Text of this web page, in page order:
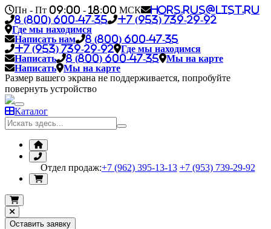
Пн - Пт 09:00 - 18:00 МСК
hors.rus@list.ru
8 (800) 600-47-35
+7 (953) 739-29-92
Где мы находимся
Написать нам
8 (800) 600-47-35
+7 (953) 739-29-92
Где мы находимся
Написать
8 (800) 600-47-35
Мы на карте
Написать
Мы на карте
Размер вашего экрана не поддерживается, попробуйте
повернуть устройство
Каталог
Отдел продаж:+7 (962) 395-13-13 +7 (953) 739-29-92
Оставить заявку